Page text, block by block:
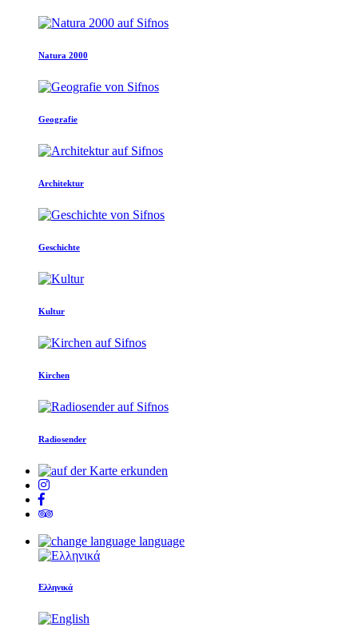
Natura 2000
Geografie
Architektur
Geschichte
Kultur
Kirchen
Radiosender
language
Ελληνικά